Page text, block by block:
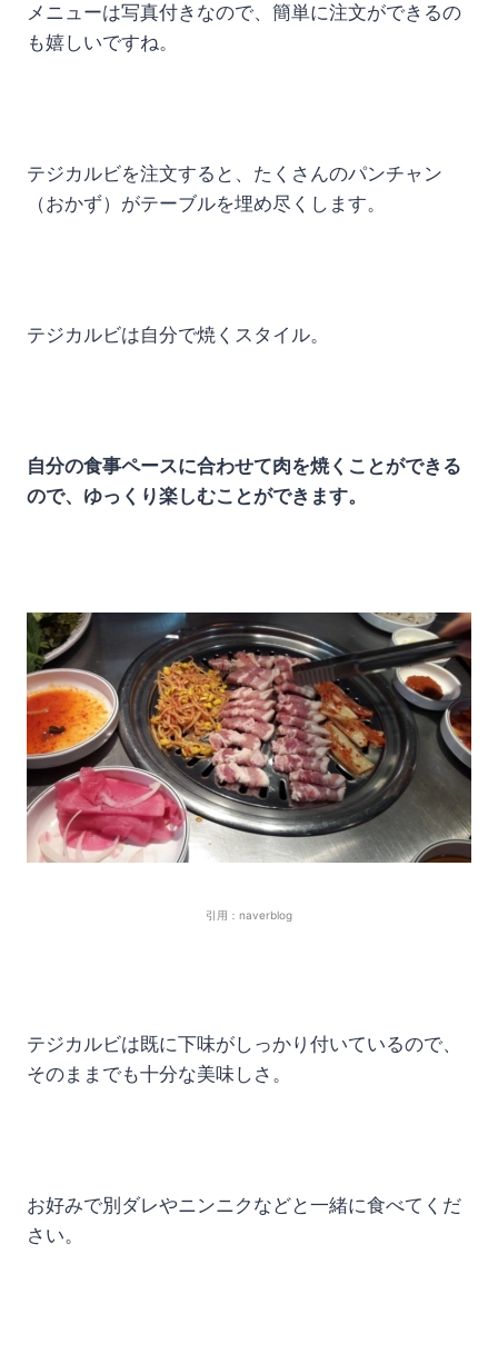
メニューは写真付きなので、簡単に注文ができるの
も嬉しいですね。
テジカルビを注文すると、たくさんのパンチャン
（おかず）がテーブルを埋め尽くします。
テジカルビは自分で焼くスタイル。
自分の食事ペースに合わせて肉を焼くことができる
ので、ゆっくり楽しむことができます。
引用：naverblog
テジカルビは既に下味がしっかり付いているので、
そのままでも十分な美味しさ。
お好みで別ダレやニンニクなどと一緒に食べてくだ
さい。